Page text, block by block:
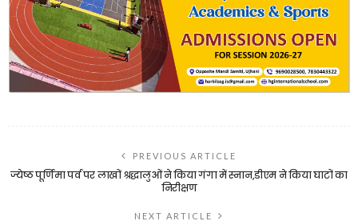
PREVIOUS ARTICLE
ज्येष्ठ पूर्णिमा पर्व पर लाखों श्रद्धालुओं ने किया गंगा में स्नान,डीएम ने किया घाटों का
निरीक्षण
NEXT ARTICLE